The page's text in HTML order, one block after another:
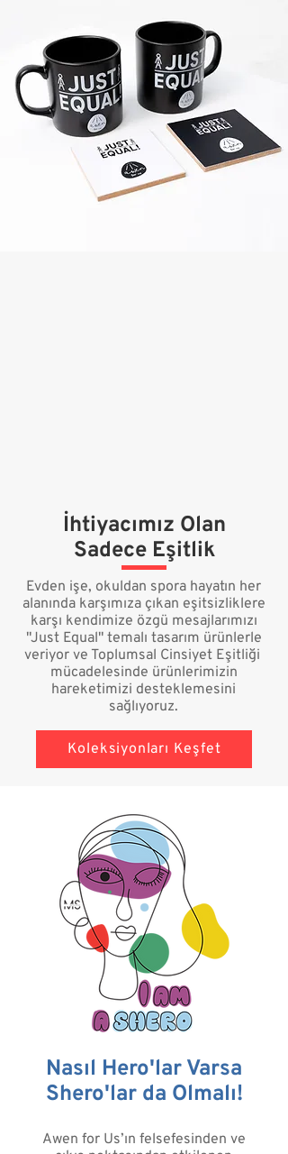
İhtiyacımız Olan
Sadece Eşitlik
Evden işe, okuldan spora hayatın her
alanında karşımıza çıkan eşitsizliklere
karşı kendimize özgü mesajlarımızı
"Just Equal" temalı tasarım ürünlerle
veriyor ve Toplumsal Cinsiyet Eşitliği
mücadelesinde ürünlerimizin
hareketimizi desteklemesini
sağlıyoruz.
Koleksiyonları Keşfet
Nasıl Hero'lar Varsa
Shero'lar da Olmalı!
Awen for Us’ın felsefesinden ve